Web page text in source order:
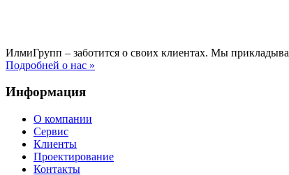
ИлмиГрупп – заботится о своих клиентах. Мы
Подробней о нас »
Информация
О компании
Сервис
Клиенты
Проектирование
Контакты